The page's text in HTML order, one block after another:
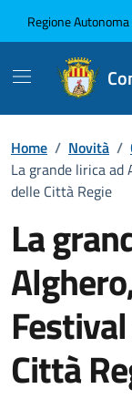
Regione
Home / Novità /
La grande lirica
delle Città Regie
La
Città